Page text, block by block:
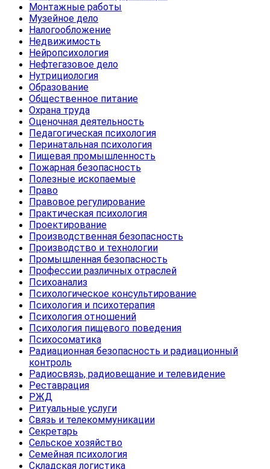
Монтажные работы
Музейное дело
Налогообложение
Недвижимость
Нейропсихология
Нефтегазовое дело
Нутрициология
Образование
Общественное питание
Охрана труда
Оценочная деятельность
Педагогическая психология
Перинатальная психология
Пищевая промышленность
Пожарная безопасность
Полезные ископаемые
Право
Правовое регулирование
Практическая психология
Проектирование
Производственная безопасность
Производство и технологии
Промышленная безопасность
Профессии различных отраслей
Психоанализ
Психологическое консультирование
Психология и психотерапия
Психология отношений
Психология пищевого поведения
Психосоматика
Радиационная безопасность и радиационный
контроль
Радиосвязь, радиовещание и телевидение
Реставрация
РЖД
Ритуальные услуги
Связь и телекоммуникации
Секретарь
Сельское хозяйство
Семейная психология
Складская логистика